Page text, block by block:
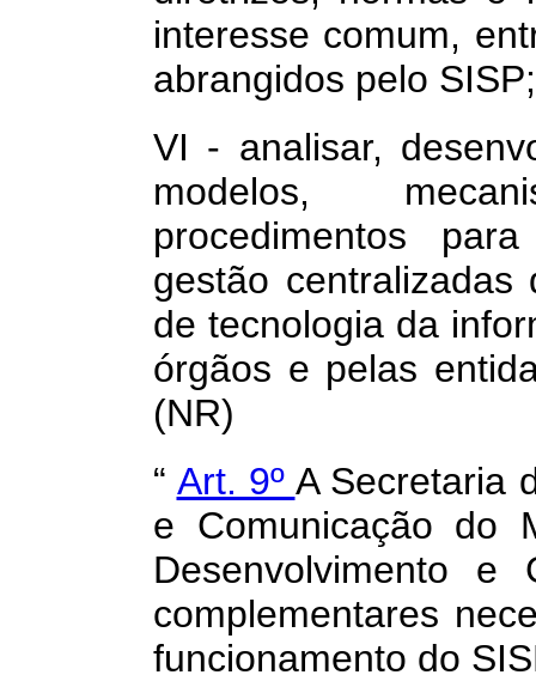
interesse comum,
abrangidos pelo
VI - analisar,
modelos,
procedimentos
gestão
de tecnologia da
órgãos e pelas
(NR)
“ Art. 9º A Secretaria
e Comunicação do
Desenvolvimento e
complementares
funcionamento do